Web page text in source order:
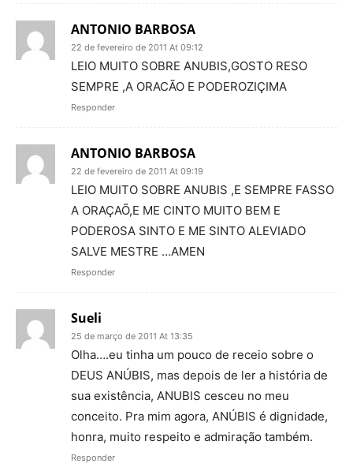
ANTONIO BARBOSA
22 de fevereiro de 2011 At 09:12
LEIO MUITO SOBRE ANUBIS,GOSTO RESO
SEMPRE ,A ORACÃO E PODEROZIÇIMA
Responder
ANTONIO BARBOSA
22 de fevereiro de 2011 At 09:19
LEIO MUITO SOBRE ANUBIS ,E SEMPRE FASSO
A ORAÇAÕ,E ME CINTO MUITO BEM E
PODEROSA SINTO E ME SINTO ALEVIADO
SALVE MESTRE …AMEN
Responder
Sueli
25 de março de 2011 At 13:35
Olha….eu tinha um pouco de receio sobre o
DEUS ANÚBIS, mas depois de ler a história de
sua existência, ANUBIS cesceu no meu
conceito. Pra mim agora, ANÚBIS é dignidade,
honra, muito respeito e admiração também.
Responder